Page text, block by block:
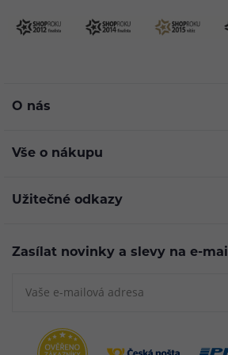
O nás
Vše o nákupu
Užitečné odkazy
Zasílat novinky a slevy na e-mail